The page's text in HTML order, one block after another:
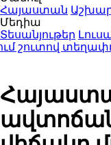
Հայաստան
Մեդիա
Տեսանյութեր